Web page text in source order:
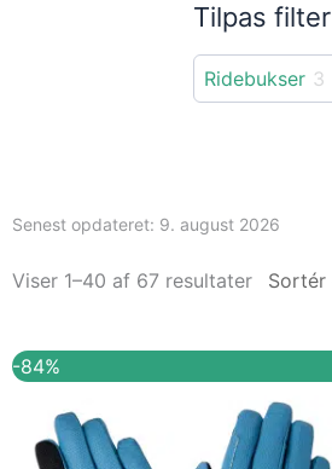
Tilpas filter
Ridebukser 3
Senest opdateret: 9. august 2026
Viser 1–40 af 67 resultater
-84%
oprindelige
299,00 kr..
aktuelle
49,00 kr..